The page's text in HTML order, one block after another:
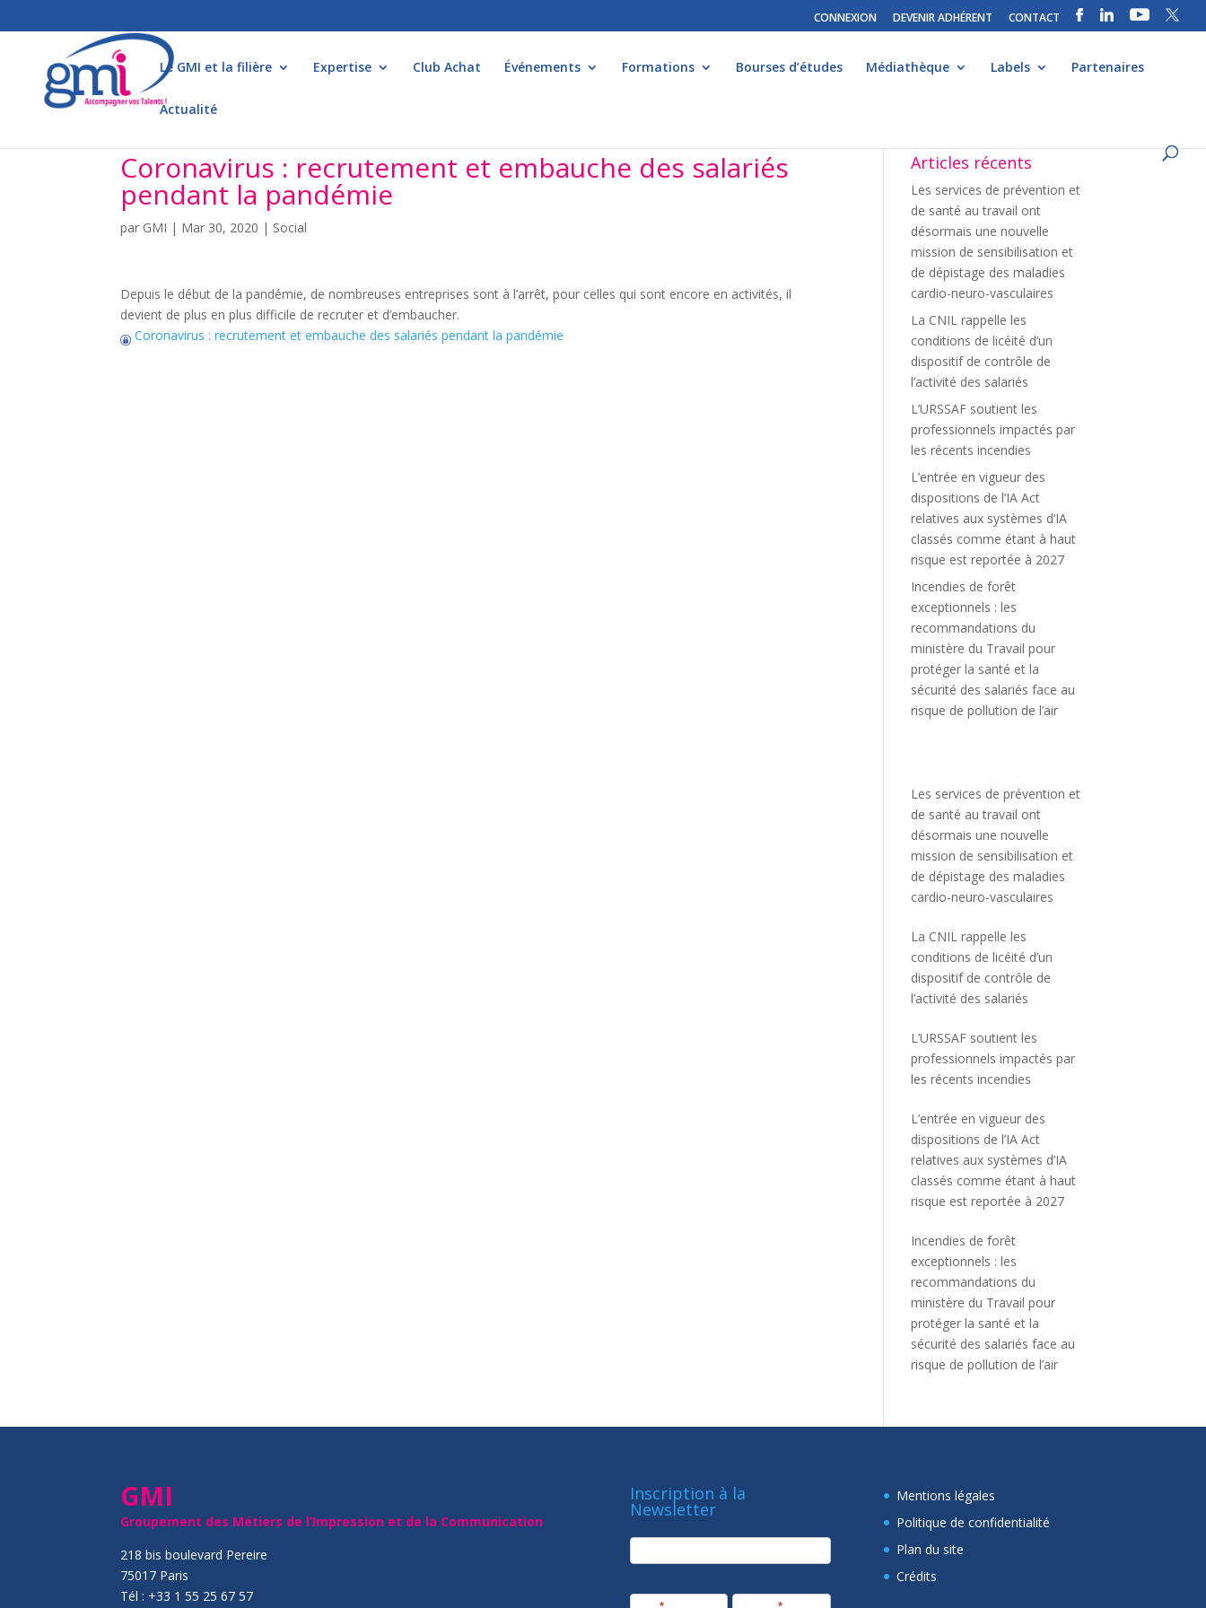
CONNEXION DEVENIR ADHÉRENT CONTACT
Le GMI et la filière Expertise Club Achat Événements Formations Bourses d’études Médiathèque Labels Partenaires
Actualité
Coronavirus : recrutement et embauche des salariés
pendant la pandémie
par GMI | Mar 30, 2020 | Social
Depuis le début de la pandémie, de nombreuses entreprises sont à l’arrêt, pour celles qui sont encore en activités, il
devient de plus en plus difficile de recruter et d’embaucher.
Coronavirus : recrutement et embauche des salariés pendant la pandémie
Articles récents
Les services de prévention et
de santé au travail ont
désormais une nouvelle
mission de sensibilisation et
de dépistage des maladies
cardio-neuro-vasculaires
La CNIL rappelle les
conditions de licéité d’un
dispositif de contrôle de
l’activité des salariés
L’URSSAF soutient les
professionnels impactés par
les récents incendies
L’entrée en vigueur des
dispositions de l’IA Act
relatives aux systèmes d’IA
classés comme étant à haut
risque est reportée à 2027
Incendies de forêt
exceptionnels : les
recommandations du
ministère du Travail pour
protéger la santé et la
sécurité des salariés face au
risque de pollution de l’air
Les services de prévention et
de santé au travail ont
désormais une nouvelle
mission de sensibilisation et
de dépistage des maladies
cardio-neuro-vasculaires
La CNIL rappelle les
conditions de licéité d’un
dispositif de contrôle de
l’activité des salariés
L’URSSAF soutient les
professionnels impactés par
les récents incendies
L’entrée en vigueur des
dispositions de l’IA Act
relatives aux systèmes d’IA
classés comme étant à haut
risque est reportée à 2027
Incendies de forêt
exceptionnels : les
recommandations du
ministère du Travail pour
protéger la santé et la
sécurité des salariés face au
risque de pollution de l’air
GMI
Groupement des Métiers de l’Impression et de la Communication
218 bis boulevard Pereire
75017 Paris
Tél : +33 1 55 25 67 57
Inscription à la
Newsletter
newsletter
Mentions légales
Politique de confidentialité
Plan du site
Crédits